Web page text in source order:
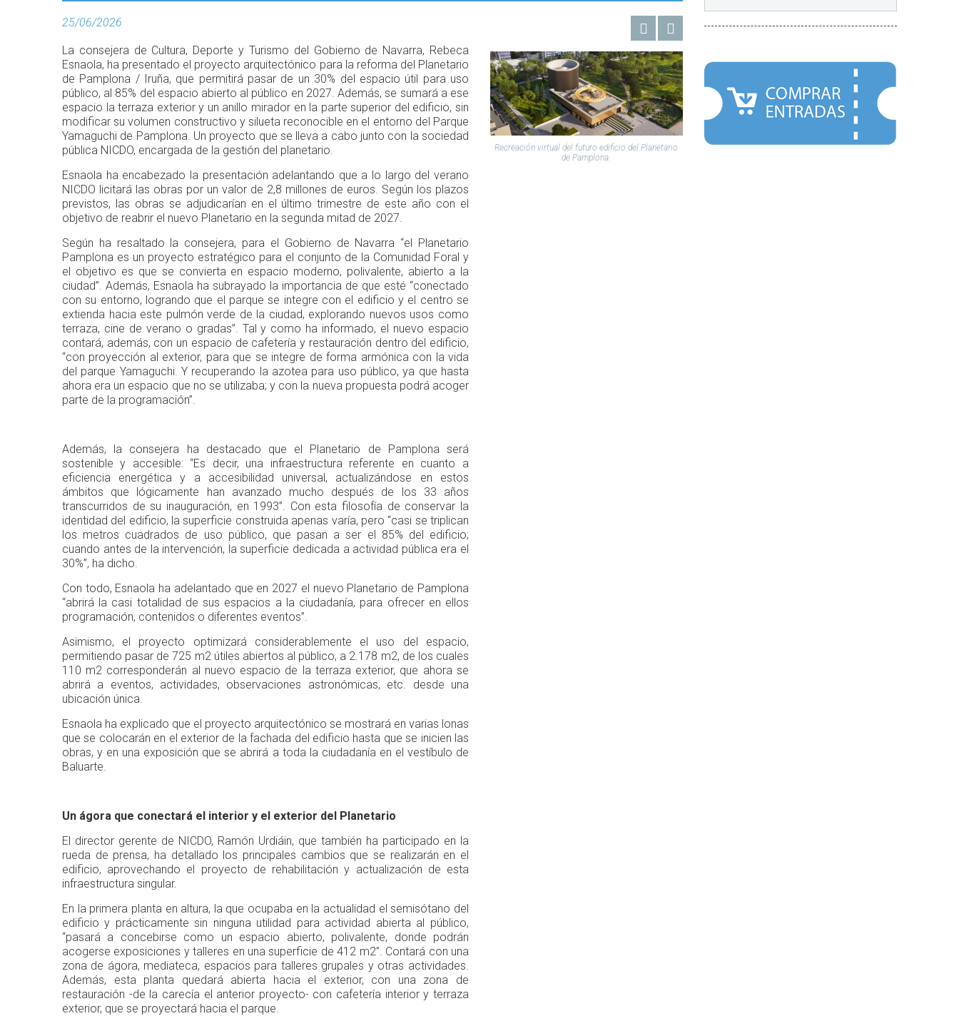
25/06/2026
La consejera de Cultura, Deporte y Turismo del Gobierno de Navarra, Rebeca
Esnaola, ha presentado el proyecto arquitectónico para la reforma del Planetario
de Pamplona / Iruña, que permitirá pasar de un 30% del espacio útil para uso
público, al 85% del espacio abierto al público en 2027. Además, se sumará a ese
espacio la terraza exterior y un anillo mirador en la parte superior del edificio, sin
modificar su volumen constructivo y silueta reconocible en el entorno del Parque
Yamaguchi de Pamplona. Un proyecto que se lleva a cabo junto con la sociedad
pública NICDO, encargada de la gestión del planetario.
Esnaola ha encabezado la presentación adelantando que a lo largo del verano
NICDO licitará las obras por un valor de 2,8 millones de euros. Según los plazos
previstos, las obras se adjudicarían en el último trimestre de este año con el
objetivo de reabrir el nuevo Planetario en la segunda mitad de 2027.
Según ha resaltado la consejera, para el Gobierno de Navarra “el Planetario
Pamplona es un proyecto estratégico para el conjunto de la Comunidad Foral y
el objetivo es que se convierta en espacio moderno, polivalente, abierto a la
ciudad”. Además, Esnaola ha subrayado la importancia de que esté “conectado
con su entorno, logrando que el parque se integre con el edificio y el centro se
extienda hacia este pulmón verde de la ciudad, explorando nuevos usos como
terraza, cine de verano o gradas”. Tal y como ha informado, el nuevo espacio
contará, además, con un espacio de cafetería y restauración dentro del edificio,
“con proyección al exterior, para que se integre de forma armónica con la vida
del parque Yamaguchi. Y recuperando la azotea para uso público, ya que hasta
ahora era un espacio que no se utilizaba; y con la nueva propuesta podrá acoger
parte de la programación”.
Además, la consejera ha destacado que el Planetario de Pamplona será
sostenible y accesible: “Es decir, una infraestructura referente en cuanto a
eficiencia energética y a accesibilidad universal, actualizándose en estos
ámbitos que lógicamente han avanzado mucho después de los 33 años
transcurridos de su inauguración, en 1993”. Con esta filosofía de conservar la
identidad del edificio, la superficie construida apenas varía, pero “casi se triplican
los metros cuadrados de uso público, que pasan a ser el 85% del edificio;
cuando antes de la intervención, la superficie dedicada a actividad pública era el
30%”, ha dicho.
Con todo, Esnaola ha adelantado que en 2027 el nuevo Planetario de Pamplona
“abrirá la casi totalidad de sus espacios a la ciudadanía, para ofrecer en ellos
programación, contenidos o diferentes eventos”.
Asimismo, el proyecto optimizará considerablemente el uso del espacio,
permitiendo pasar de 725 m2 útiles abiertos al público, a 2.178 m2, de los cuales
110 m2 corresponderán al nuevo espacio de la terraza exterior, que ahora se
abrirá a eventos, actividades, observaciones astronómicas, etc. desde una
ubicación única.
Esnaola ha explicado que el proyecto arquitectónico se mostrará en varias lonas
que se colocarán en el exterior de la fachada del edificio hasta que se inicien las
obras, y en una exposición que se abrirá a toda la ciudadanía en el vestíbulo de
Baluarte.
Un ágora que conectará el interior y el exterior del Planetario
El director gerente de NICDO, Ramón Urdiáin, que también ha participado en la
rueda de prensa, ha detallado los principales cambios que se realizarán en el
edificio, aprovechando el proyecto de rehabilitación y actualización de esta
infraestructura singular.
En la primera planta en altura, la que ocupaba en la actualidad el semisótano del
edificio y prácticamente sin ninguna utilidad para actividad abierta al público,
“pasará a concebirse como un espacio abierto, polivalente, donde podrán
acogerse exposiciones y talleres en una superficie de 412 m2”. Contará con una
zona de ágora, mediateca, espacios para talleres grupales y otras actividades.
Además, esta planta quedará abierta hacia el exterior, con una zona de
restauración -de la carecía el anterior proyecto- con cafetería interior y terraza
exterior, que se proyectará hacia el parque.
Recreación virtual del futuro edificio del Planetario
de Pamplona.